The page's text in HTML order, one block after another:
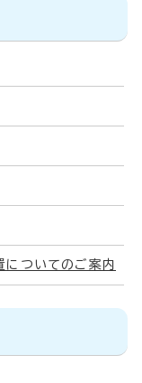
についてのご案内